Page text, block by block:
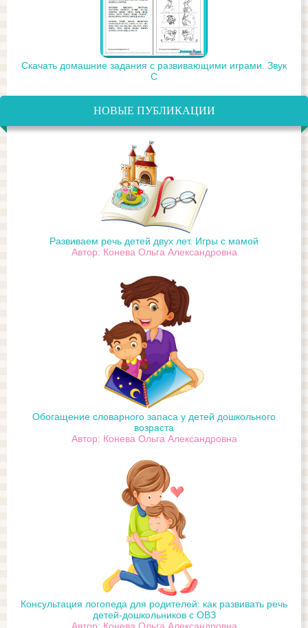
Скачать домашние задания с развивающими играми. Звук
С
НОВЫЕ ПУБЛИКАЦИИ
Развиваем речь детей двух лет. Игры с мамой
Автор: Конева Ольга Александровна
Обогащение словарного запаса у детей дошкольного
возраста
Автор: Конева Ольга Александровна
Консультация логопеда для родителей: как развивать речь
детей-дошкольников с ОВЗ
Автор: Конева Ольга Александровна